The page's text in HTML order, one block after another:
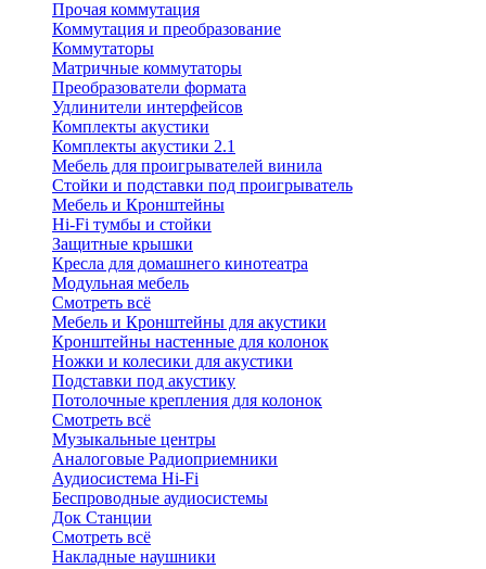
Прочая коммутация
Коммутация и преобразование
Коммутаторы
Матричные коммутаторы
Преобразователи формата
Удлинители интерфейсов
Комплекты акустики
Комплекты акустики 2.1
Мебель для проигрывателей винила
Стойки и подставки под проигрыватель
Мебель и Кронштейны
Hi-Fi тумбы и стойки
Защитные крышки
Кресла для домашнего кинотеатра
Модульная мебель
Смотреть всё
Мебель и Кронштейны для акустики
Кронштейны настенные для колонок
Ножки и колесики для акустики
Подставки под акустику
Потолочные крепления для колонок
Смотреть всё
Музыкальные центры
Аналоговые Радиоприемники
Аудиосистема Hi-Fi
Беспроводные аудиосистемы
Док Станции
Смотреть всё
Накладные наушники